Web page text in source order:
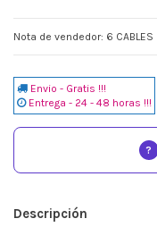
Nota de vendedor: 6 CABLES
Envio - Gratis !!!
Entrega - 24 - 48 horas !!!
?
Descripción